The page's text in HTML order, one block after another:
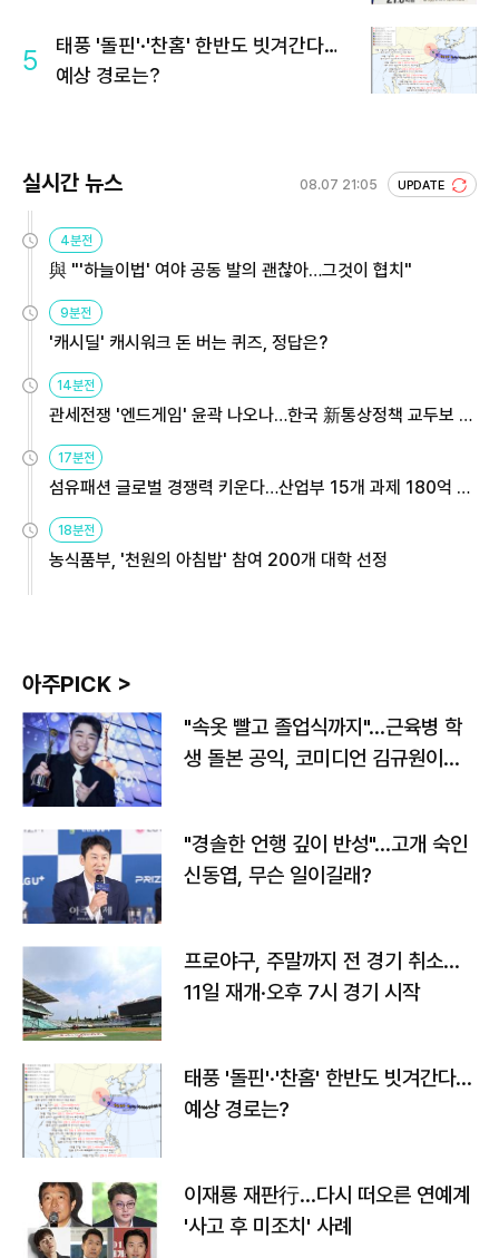
5
태풍 '돌핀'·'찬홈' 한반도 빗겨간다…
예상 경로는?
실시간 뉴스 08.07 21:05 UPDATE
4분전
與 "'하늘이법' 여야 공동 발의 괜찮아…그것이 협치"
9분전
'캐시딜' 캐시워크 돈 버는 퀴즈, 정답은?
14분전
관세전쟁 '엔드게임' 윤곽 나오나…한국 新통상정책 교두보 활
용해야
17분전
섬유패션 글로벌 경쟁력 키운다…산업부 15개 과제 180억 지
원
18분전
농식품부, '천원의 아침밥' 참여 200개 대학 선정
아주PICK >
"속옷 빨고 졸업식까지"…근육병 학
생 돌본 공익, 코미디언 김규원이었
"경솔한 언행 깊이 반성"…고개 숙인
신동엽, 무슨 일이길래?
프로야구, 주말까지 전 경기 취소…
11일 재개·오후 7시 경기 시작
태풍 '돌핀'·'찬홈' 한반도 빗겨간다…
예상 경로는?
이재룡 재판行…다시 떠오른 연예계
'사고 후 미조치' 사례